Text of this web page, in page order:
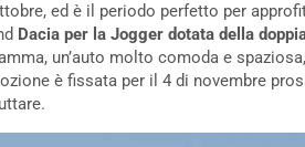
ed è il periodo perfetto per
Dacia per la Jogger dotata della
un’auto molto comoda e
è fissata per il 4 di novembre